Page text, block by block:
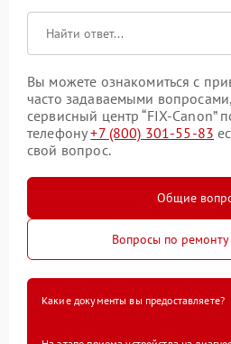
Вы можете ознакомиться с
часто задаваемыми
сервисный центр “FIX-Canon”
телефону+7 (800) 301-55-83
свой вопрос.
Общие
Вопросы по
Какие документы вы предоставляете?